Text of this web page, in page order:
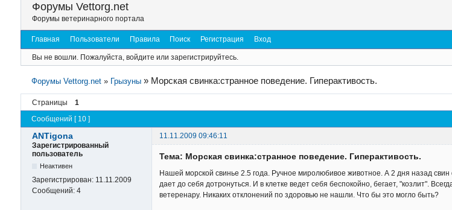
Форумы Vettorg.net
Форумы ветеринарного портала
Главная Пользователи Правила Поиск Регистрация Вход
Вы не вошли. Пожалуйста, войдите или зарегистрируйтесь.
Форумы Vettorg.net » Грызуны » Морская свинка:странное поведение. Гиперактивость.
Страницы 1
Сообщений [ 10 ]
ANTigona
11.11.2009 09:46:11
Зарегистрированный
пользователь
Неактивен
Зарегистрирован: 11.11.2009
Сообщений: 4
Тема: Морская свинка:странное поведение. Гиперактивость.
Нашей морской свинье 2.5 года. Ручное миролюбивое животное. А 2 дня назад свин
дает до себя дотронуться. И в клетке ведет себя беспокойно, бегает, "козлит".
ветеренару. Никаких отклонений по здоровью не нашли. Что бы это могло быть?